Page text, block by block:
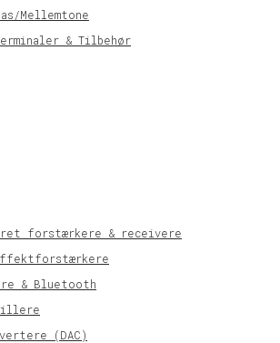
Mellemtone
& Tilbehør
forstærkere & receivere
& Bluetooth
(DAC)